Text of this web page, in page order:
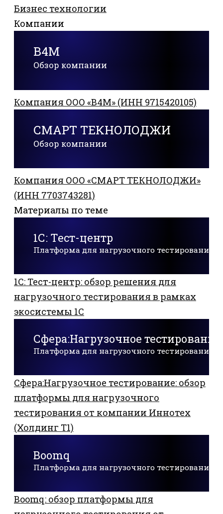
Бизнес технологии
Компании
В4М
Обзор компании
Компания ООО «В4М» (ИНН 9715420105)
СМАРТ ТЕКНОЛОДЖИ
Обзор компании
Компания ООО «СМАРТ ТЕКНОЛОДЖИ»
(ИНН 7703743281)
Материалы по теме
1С: Тест-центр
Платформа для нагрузочного тестирования
1С: Тест-центр: обзор решения для
нагрузочного тестирования в рамках
экосистемы 1С
Сфера:Нагрузочное тестирование
Платформа для нагрузочного тестирования
Сфера:Нагрузочное тестирование: обзор
платформы для нагрузочного
тестирования от компании Иннотех
(Холдинг Т1)
Boomq
Платформа для нагрузочного тестирования
Boomq: обзор платформы для